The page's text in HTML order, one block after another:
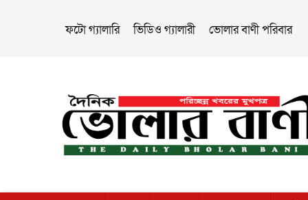
ফটো গ্যালারি ভিডিও গ্যালারী ভোলার বাণী পরিবার